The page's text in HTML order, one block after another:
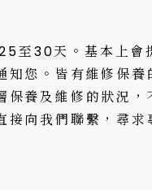
至30天。基本上會
知您。皆有維修保養
保養及維修的狀況，
接向我們聯繫，尋求